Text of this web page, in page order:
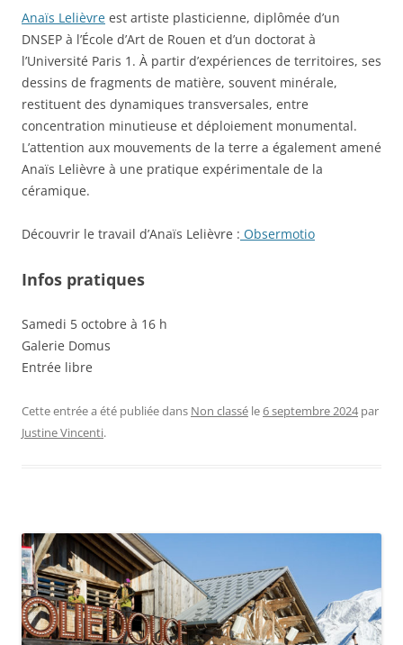
Anaïs Lelièvre est artiste plasticienne, diplômée d’un
DNSEP à l’École d’Art de Rouen et d’un doctorat à
l’Université Paris 1. À partir d’expériences de territoires, ses
dessins de fragments de matière, souvent minérale,
restituent des dynamiques transversales, entre
concentration minutieuse et déploiement monumental.
L’attention aux mouvements de la terre a également amené
Anaïs Lelièvre à une pratique expérimentale de la
céramique.
Découvrir le travail d’Anaïs Lelièvre : Obsermotio
Infos pratiques
Samedi 5 octobre à 16 h
Galerie Domus
Entrée libre
Cette entrée a été publiée dans Non classé le6 septembre 2024 par
Justine Vincenti.